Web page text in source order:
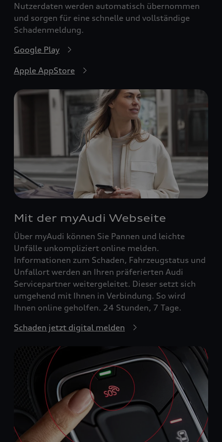
Nutzerdaten werden automatisch übernommen
und sorgen für eine schnelle und vollständige
Schadenmeldung.
Google Play
Apple AppStore
Mit der myAudi Webseite
Über myAudi können Sie Pannen und leichte
Unfälle unkompliziert online melden.
Informationen zum Schaden, Fahrzeugstatus und
Unfallort werden an Ihren präferierten Audi
Servicepartner weitergeleitet. Dieser setzt sich
umgehend mit Ihnen in Verbindung. So wird
Ihnen online geholfen. 24 Stunden, 7 Tage.
Schaden jetzt digital melden